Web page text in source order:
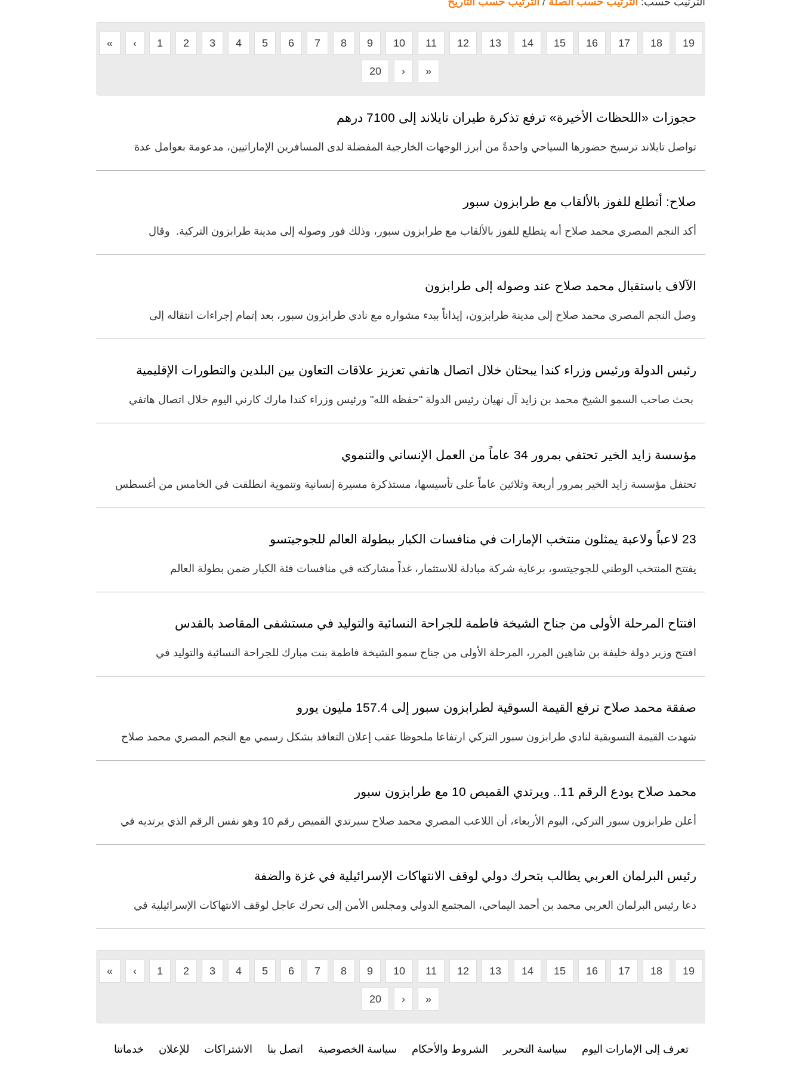
« ‹ 1 2 3 4 5 6 7 8 9 10 11 12 13 14 15 16 17 18 19
20 › »
حجوزات «اللحظات الأخيرة» ترفع تذكرة طيران تايلاند إلى 7100 درهم
تواصل تايلاند ترسيخ حضورها السياحي واحدةً من أبرز الوجهات الخارجية المفضلة لدى المسافرين الإماراتيين، مدعومة بعوامل عدة
صلاح: أتطلع للفوز بالألقاب مع طرابزون سبور
أكد النجم المصري محمد صلاح أنه يتطلع للفوز بالألقاب مع طرابزون سبور، وذلك فور وصوله إلى مدينة طرابزون التركية. وقال
الآلاف باستقبال محمد صلاح عند وصوله إلى طرابزون
وصل النجم المصري محمد صلاح إلى مدينة طرابزون، إيذاناً ببدء مشواره مع نادي طرابزون سبور، بعد إتمام إجراءات انتقاله إلى
رئيس الدولة ورئيس وزراء كندا يبحثان خلال اتصال هاتفي تعزيز علاقات التعاون بين البلدين والتطورات الإقليمية
بحث صاحب السمو الشيخ محمد بن زايد آل نهيان رئيس الدولة "حفظه الله" ورئيس وزراء كندا مارك كارني اليوم خلال اتصال هاتفي
مؤسسة زايد الخير تحتفي بمرور 34 عاماً من العمل الإنساني والتنموي
تحتفل مؤسسة زايد الخير بمرور أربعة وثلاثين عاماً على تأسيسها، مستذكرة مسيرة إنسانية وتنموية انطلقت في الخامس من أغسطس
23 لاعباً ولاعبة يمثلون منتخب الإمارات في منافسات الكبار ببطولة العالم للجوجيتسو
يفتتح المنتخب الوطني للجوجيتسو، برعاية شركة مبادلة للاستثمار، غداً مشاركته في منافسات فئة الكبار ضمن بطولة العالم
افتتاح المرحلة الأولى من جناح الشيخة فاطمة للجراحة النسائية والتوليد في مستشفى المقاصد بالقدس
افتتح وزير دولة خليفة بن شاهين المرر، المرحلة الأولى من جناح سمو الشيخة فاطمة بنت مبارك للجراحة النسائية والتوليد في
صفقة محمد صلاح ترفع القيمة السوقية لطرابزون سبور إلى 157.4 مليون يورو
شهدت القيمة التسويقية لنادي طرابزون سبور التركي ارتفاعا ملحوظا عقب إعلان التعاقد بشكل رسمي مع النجم المصري محمد صلاح
محمد صلاح يودع الرقم 11.. ويرتدي القميص 10 مع طرابزون سبور
أعلن طرابزون سبور التركي، اليوم الأربعاء، أن اللاعب المصري محمد صلاح سيرتدي القميص رقم 10 وهو نفس الرقم الذي يرتديه في
رئيس البرلمان العربي يطالب بتحرك دولي لوقف الانتهاكات الإسرائيلية في غزة والضفة
دعا رئيس البرلمان العربي محمد بن أحمد اليماحي، المجتمع الدولي ومجلس الأمن إلى تحرك عاجل لوقف الانتهاكات الإسرائيلية في
« ‹ 1 2 3 4 5 6 7 8 9 10 11 12 13 14 15 16 17 18 19
20 › »
تعرف إلى الإمارات اليوم سياسة التحرير الشروط والأحكام سياسة الخصوصية اتصل بنا الاشتراكات للإعلان خدماتنا